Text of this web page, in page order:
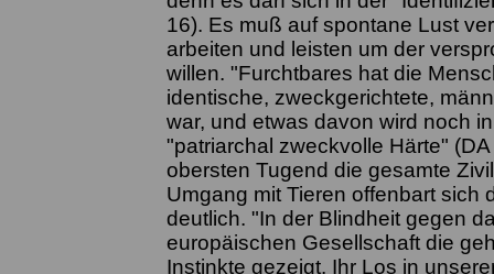
16). Es muß auf spontane Lust
arbeiten und leisten um der
willen. "Furchtbares hat die
identische, zweckgerichtete,
war, und etwas davon wird noch
"patriarchal zweckvolle Härte"
obersten Tugend die gesamte
Umgang mit Tieren offenbart sich
deutlich. "In der Blindheit gegen
europäischen Gesellschaft die
Instinkte gezeigt. Ihr Los in